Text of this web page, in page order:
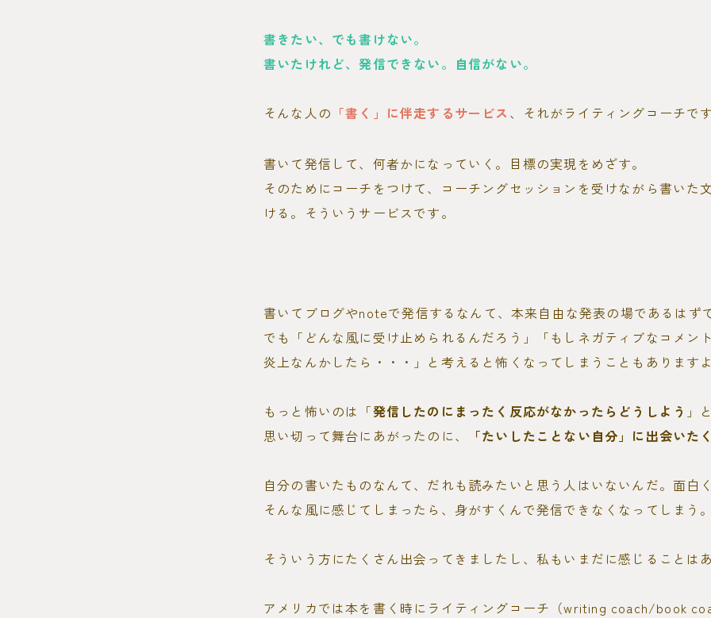
書きたい、でも書けない。
書いたけれど、発信できない。自信がない。
そんな人の 「書く」に伴走するサービス 、それがライティングコーチです
書いて発信して、何者かになっていく。目標の実現をめざす。
そのためにコーチをつけて、コーチングセッションを受けながら書いた
ける。そういうサービスです。
書いてブログやnoteで発信するなんて、本来自由な発表の場であるはずで
でも「どんな風に受け止められるんだろう」「もしネガティブなコメン
炎上なんかしたら・・・」と考えると怖くなってしまうこともありますよ
もっと怖いのは「発信したのにまったく反応がなかったらどうしよう 」
思い切って舞台にあがったのに、
「たいしたことない自分」に出会いた
自分の書いたものなんて、だれも読みたいと思う人はいないんだ。面白く
そんな風に感じてしまったら、身がすくんで発信できなくなってしまう。
そういう方にたくさん出会ってきましたし、私もいまだに感じることはあ
アメリカでは本を書く時にライティングコーチ（writing coach/book